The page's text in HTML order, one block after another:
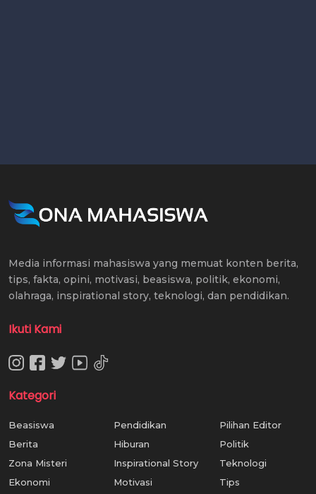
Media informasi mahasiswa yang memuat konten berita,
tips, fakta, opini, motivasi, beasiswa, politik, ekonomi,
olahraga, inspirational story, teknologi, dan pendidikan.
Ikuti Kami
Kategori
Beasiswa
Berita
Zona Misteri
Ekonomi
Pendidikan
Hiburan
Inspirational Story
Motivasi
Pilihan Editor
Politik
Teknologi
Tips